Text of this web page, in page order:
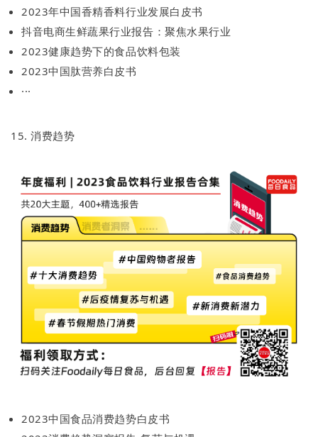
2023年中国香精香料行业发展白皮书
抖音电商生鲜蔬果行业报告：聚焦水果行业
2023健康趋势下的食品饮料包装
2023中国肽营养白皮书
···
15. 消费趋势
2023中国食品消费趋势白皮书